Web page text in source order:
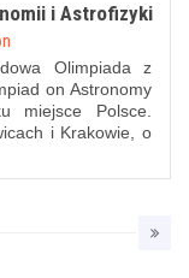
i Astrofizyki
Olimpiada z
on Astronomy
miejsce Polsce.
i Krakowie, o